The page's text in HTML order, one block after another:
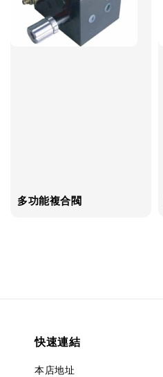
多功能複合閥
快速連結
本店地址